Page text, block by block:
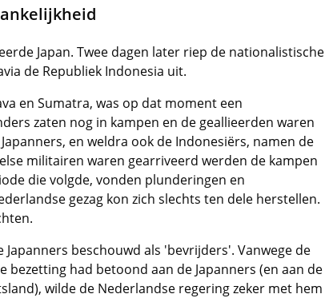
Japan. Twee dagen later riep de nationalistische
de Republiek Indonesia uit.
en Sumatra, was op dat moment een
zaten nog in kampen en de geallieerden waren
en weldra ook de Indonesiërs, namen de
militairen waren gearriveerd werden de kampen
die volgde, vonden plunderingen en
gezag kon zich slechts ten dele herstellen.
beschouwd als 'bevrijders'. Vanwege de
bezetting had betoond aan de Japanners (en aan de
wilde de Nederlandse regering zeker met hem